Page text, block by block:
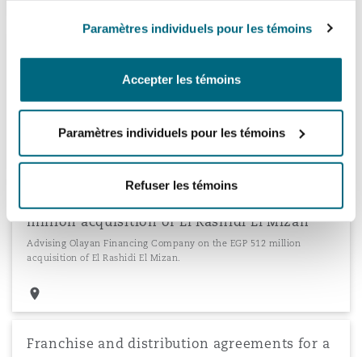
Paramètres individuels pour les témoins
Accepter les témoins
Paramètres individuels pour les témoins
Refuser les témoins
Distribution agreements for international
luxury car brand
Advising an international luxury car brand with respect to its
Kenya specific distribution agreements.
million acquisition of El Rashidi El Mizan
Advising Olayan Financing Company on the EGP 512 million
acquisition of El Rashidi El Mizan.
Franchise and distribution agreements for a